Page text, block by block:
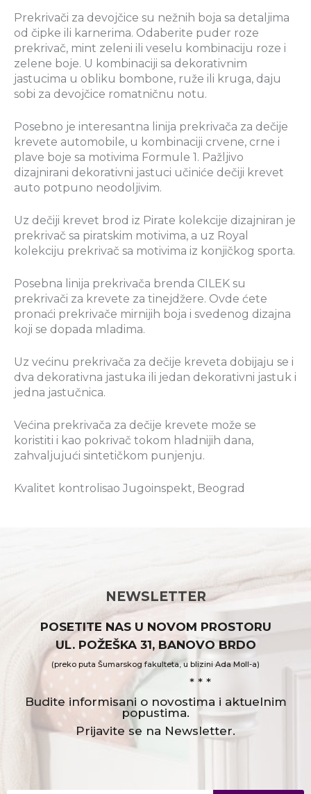
Prekrivači za devojčice su nežnih boja sa detaljima
od čipke ili karnerima. Odaberite puder roze
prekrivač, mint zeleni ili veselu kombinaciju roze i
zelene boje. U kombinaciji sa dekorativnim
jastucima u obliku bombone, ruže ili kruga, daju
sobi za devojčice romatničnu notu.
Posebno je interesantna linija prekrivača za dečije
krevete automobile, u kombinaciji crvene, crne i
plave boje sa motivima Formule 1. Pažljivo
dizajnirani dekorativni jastuci učiniće dečiji krevet
auto potpuno neodoljivim.
Uz dečiji krevet brod iz Pirate kolekcije dizajniran je
prekrivač sa piratskim motivima, a uz Royal
kolekciju prekrivač sa motivima iz konjičkog sporta.
Posebna linija prekrivača brenda CILEK su
prekrivači za krevete za tinejdžere. Ovde ćete
pronaći prekrivače mirnijih boja i svedenog dizajna
koji se dopada mladima.
Uz većinu prekrivača za dečije kreveta dobijaju se i
dva dekorativna jastuka ili jedan dekorativni jastuk i
jedna jastučnica.
Većina prekrivača za dečije krevete može se
koristiti i kao pokrivač tokom hladnijih dana,
zahvaljujući sintetičkom punjenju.
Kvalitet kontrolisao Jugoinspekt, Beograd
NEWSLETTER
POSETITE NAS U NOVOM PROSTORU
UL. POŽEŠKA 31, BANOVO BRDO
(preko puta Šumarskog fakulteta, u blizini Ada Moll-a)
* * *
Budite informisani o novostima i aktuelnim
popustima.
Prijavite se na Newsletter.